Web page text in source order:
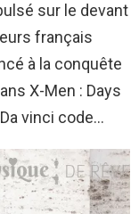
sur le devant
français
à la conquête
X-Men : Days
vinci code…